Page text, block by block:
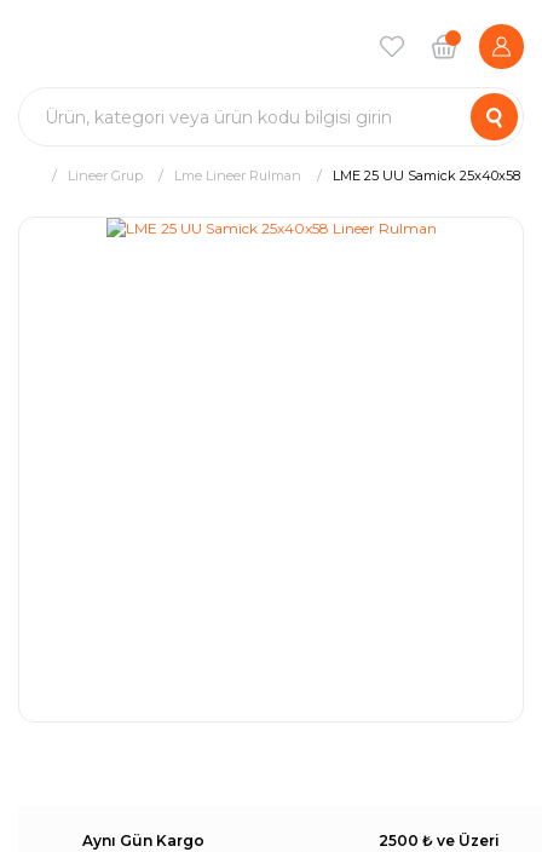
Lineer Grup Lme Lineer Rulman LME 25 UU Samick 25x40x58
Aynı Gün Kargo
2500 ₺ ve Üzeri